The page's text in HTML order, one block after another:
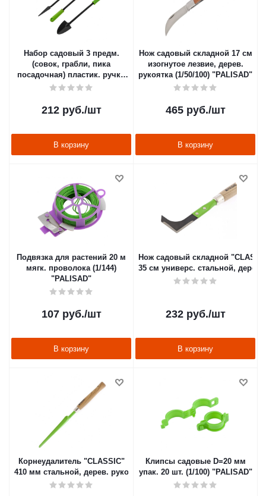
Набор садовый 3 предм.
(совок, грабли, пика
посадочная) пластик. ручки
(1/80) "PALISAD"
212руб./шт
В корзину
Нож садовый складной 17 см
изогнутое лезвие, дерев.
рукоятка (1/50/100) "PALISAD"
465руб./шт
В корзину
Подвязка для растений 20 м
мягк. проволока (1/144)
"PALISAD"
107руб./шт
В корзину
Нож садовый складной
35 см универс. стальной, дерев.
232руб./шт
В корзину
Корнеудалитель "CLASSIC"
410 мм стальной, дерев. рукоятка (1/72) "PALISAD"
Клипсы садовые D=20 мм
упак. 20 шт. (1/100) "PALISAD"